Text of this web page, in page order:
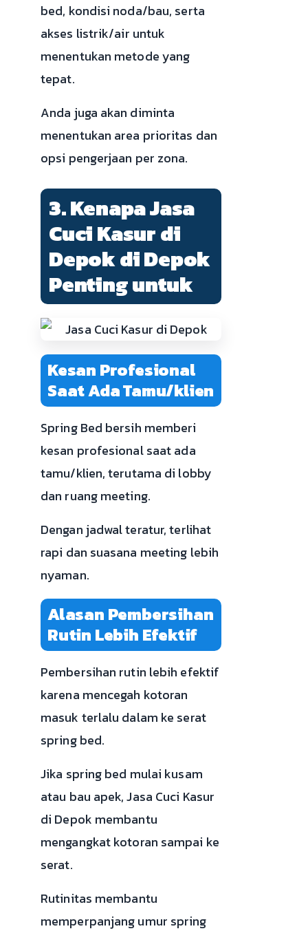
bed, kondisi noda/bau, serta
akses listrik/air untuk
menentukan metode yang
tepat.
Anda juga akan diminta
menentukan area prioritas dan
opsi pengerjaan per zona.
3. Kenapa Jasa
Cuci Kasur di
Depok di Depok
Penting untuk
Kesan Profesional
Saat Ada Tamu/klien
Spring Bed bersih memberi
kesan profesional saat ada
tamu/klien, terutama di lobby
dan ruang meeting.
Dengan jadwal teratur, terlihat
rapi dan suasana meeting lebih
nyaman.
Alasan Pembersihan
Rutin Lebih Efektif
Pembersihan rutin lebih efektif
karena mencegah kotoran
masuk terlalu dalam ke serat
spring bed.
Jika spring bed mulai kusam
atau bau apek, Jasa Cuci Kasur
di Depok membantu
mengangkat kotoran sampai ke
serat.
Rutinitas membantu
memperpanjang umur spring